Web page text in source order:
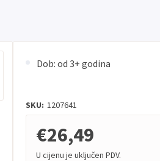
Dob: od 3+ godina
SKU: 1207641
€26,49
U cijenu je uključen PDV.